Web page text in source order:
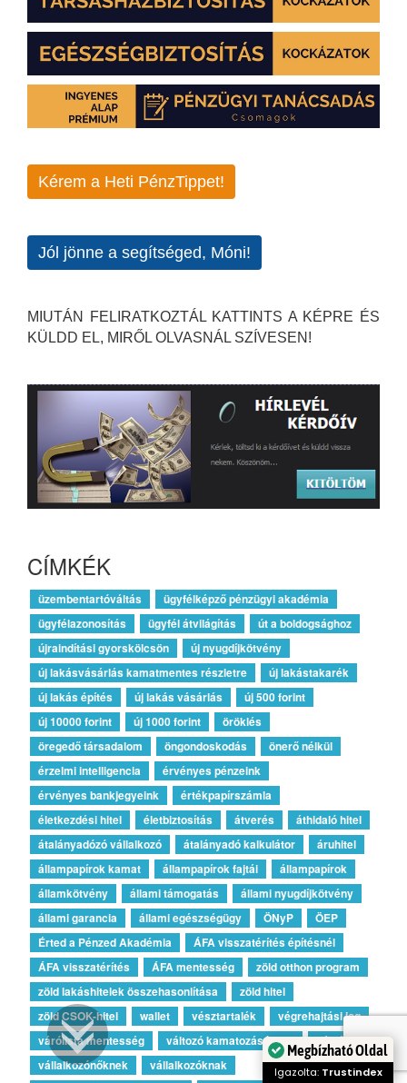
Kérem a Heti PénzTippet!
Jól jönne a segítséged, Móni!
MIUTÁN FELIRATKOZTÁL KATTINTS A KÉPRE ÉS
KÜLDD EL, MIRŐL OLVASNÁL SZÍVESEN!
CÍMKÉK
üzembentartóváltás
ügyfélképző pénzügyi akadémia
ügyfélazonosítás
ügyfél átvilágítás
út a boldogsághoz
újraindítási gyorskölcsön
új nyugdíjkötvény
új lakásvásárlás kamatmentes részletre
új lakástakarék
új lakás építés
új lakás vásárlás
új 500 forint
új 10000 forint
új 1000 forint
öröklés
öregedő társadalom
öngondoskodás
önerő nélkül
érzelmi intelligencia
érvényes pénzeink
érvényes bankjegyeink
értékpapírszámla
életkezdési hitel
életbiztosítás átverés
áthidaló hitel
átalányadózó vállalkozó
átalányadó kalkulátor
áruhitel
állampapírok kamat
állampapírok fajtái
állampapírok
államkötvény
állami támogatás
állami nyugdíjkötvény
állami garancia
állami egészségügy ÖNyP
ÖEP
Érted a Pénzed Akadémia
ÁFA visszatérítés építésnél
ÁFA visszatérítés
ÁFA mentesség
zöld otthon program
zöld lakáshitelek összehasonlítása
zöld hitel
zöld CSOK-hitel
wallet vésztartalék
végrehajtási jog
várólista mentesség
változó kamatozású hitel
válság
vállalkozónőknek
vállalkozóknak
Megbízható Oldal
Igazolta: Trustindex